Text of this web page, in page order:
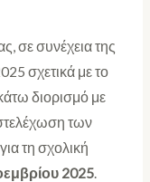
σε συνέχεια της
σχετικά με το
διορισμό με
των
τη σχολική
2025.